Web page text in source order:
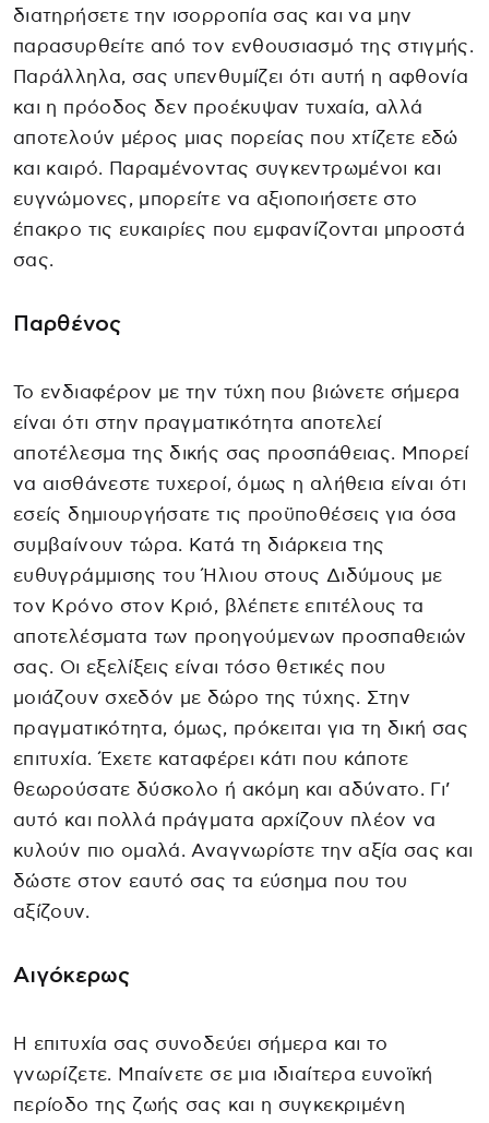
διατηρήσετε την ισορροπία σας και να μην
παρασυρθείτε από τον ενθουσιασμό της στιγμής.
Παράλληλα, σας υπενθυμίζει ότι αυτή η αφθονία
και η πρόοδος δεν προέκυψαν τυχαία, αλλά
αποτελούν μέρος μιας πορείας που χτίζετε εδώ
και καιρό. Παραμένοντας συγκεντρωμένοι και
ευγνώμονες, μπορείτε να αξιοποιήσετε στο
έπακρο τις ευκαιρίες που εμφανίζονται μπροστά
σας.
Παρθένος
Το ενδιαφέρον με την τύχη που βιώνετε σήμερα
είναι ότι στην πραγματικότητα αποτελεί
αποτέλεσμα της δικής σας προσπάθειας. Μπορεί
να αισθάνεστε τυχεροί, όμως η αλήθεια είναι ότι
εσείς δημιουργήσατε τις προϋποθέσεις για όσα
συμβαίνουν τώρα. Κατά τη διάρκεια της
ευθυγράμμισης του Ήλιου στους Διδύμους με
τον Κρόνο στον Κριό, βλέπετε επιτέλους τα
αποτελέσματα των προηγούμενων προσπαθειών
σας. Οι εξελίξεις είναι τόσο θετικές που
μοιάζουν σχεδόν με δώρο της τύχης. Στην
πραγματικότητα, όμως, πρόκειται για τη δική σας
επιτυχία. Έχετε καταφέρει κάτι που κάποτε
θεωρούσατε δύσκολο ή ακόμη και αδύνατο. Γι’
αυτό και πολλά πράγματα αρχίζουν πλέον να
κυλούν πιο ομαλά. Αναγνωρίστε την αξία σας και
δώστε στον εαυτό σας τα εύσημα που του
αξίζουν.
Αιγόκερως
Η επιτυχία σας συνοδεύει σήμερα και το
γνωρίζετε. Μπαίνετε σε μια ιδιαίτερα ευνοϊκή
περίοδο της ζωής σας και η συγκεκριμένη